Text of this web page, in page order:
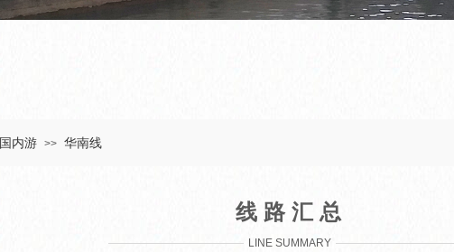
国内游 >> 华南线
线路汇总
LINE SUMMARY